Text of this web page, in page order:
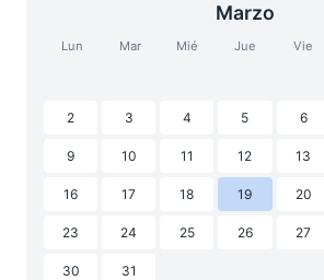
Marzo
Lun Mar Mié Jue Vie
2 3 4 5 6
9 10 11 12 13
16 17 18 19 20
23 24 25 26 27
30 31